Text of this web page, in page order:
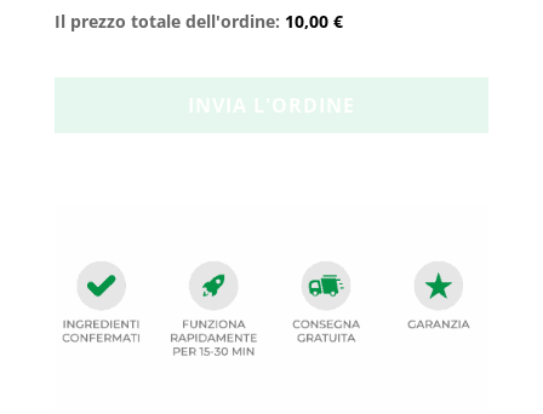
Il prezzo totale dell'ordine: 10,00 €